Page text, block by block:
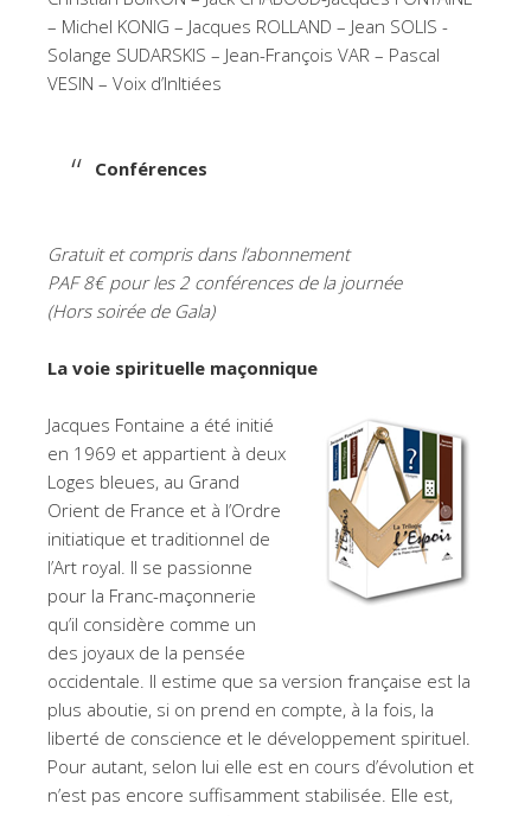
– Michel KONIG – Jacques ROLLAND – Jean SOLIS -
Solange SUDARSKIS – Jean-François VAR – Pascal
VESIN – Voix d’InItiées
Conférences
Gratuit et compris dans l’abonnement
PAF 8€ pour les 2 conférences de la journée
(Hors soirée de Gala)
La voie spirituelle maçonnique
Jacques Fontaine a été initié
en 1969 et appartient à deux
Loges bleues, au Grand
Orient de France et à l’Ordre
initiatique et traditionnel de
l’Art royal. Il se passionne
pour la Franc-maçonnerie
qu’il considère comme un
des joyaux de la pensée
occidentale. Il estime que sa version française est la
plus aboutie, si on prend en compte, à la fois, la
liberté de conscience et le développement spirituel.
Pour autant, selon lui elle est en cours d’évolution et
n’est pas encore suffisamment stabilisée. Elle est,